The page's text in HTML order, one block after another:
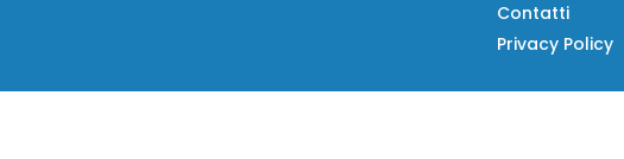
Contatti
Privacy Policy